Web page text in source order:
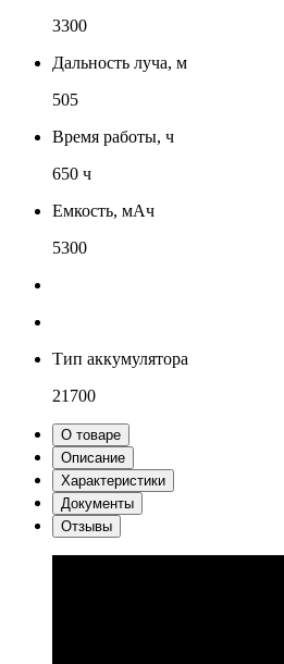
3300
Дальность луча, м
505
Время работы, ч
650 ч
Емкость, мАч
5300
Тип аккумулятора
21700
О товаре
Описание
Характеристики
Документы
Отзывы